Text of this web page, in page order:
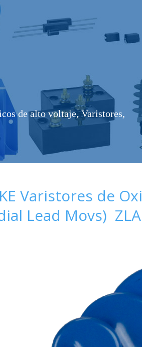
de alto voltaje, Varistores,
Varistores de
Lead Movs) ZLA